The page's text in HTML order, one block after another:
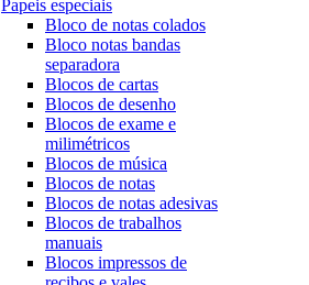
Papeis especiais
Bloco de notas colados
Bloco notas bandas
separadora
Blocos de cartas
Blocos de desenho
Blocos de exame e
milimétricos
Blocos de música
Blocos de notas
Blocos de notas adesivas
Blocos de trabalhos
manuais
Blocos impressos de